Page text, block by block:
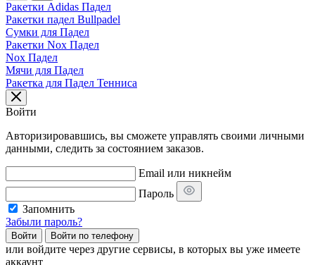
Ракетки Adidas Падел
Ракетки падел Bullpadel
Сумки для Падел
Ракетки Nox Падел
Nox Падел
Мячи для Падел
Ракетка для Падел Тенниса
Войти
Авторизировавшись, вы сможете управлять своими личными
данными, следить за состоянием заказов.
Email или никнейм
Пароль
Запомнить
Забыли пароль?
Войти Войти по телефону
или войдите через другие сервисы, в которых вы уже имеете
аккаунт